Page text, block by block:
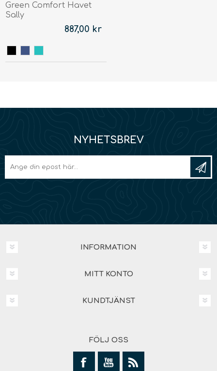
Green Comfort Havet
Sally
887,00 kr
NYHETSBREV
INFORMATION
MITT KONTO
KUNDTJÄNST
FÖLJ OSS